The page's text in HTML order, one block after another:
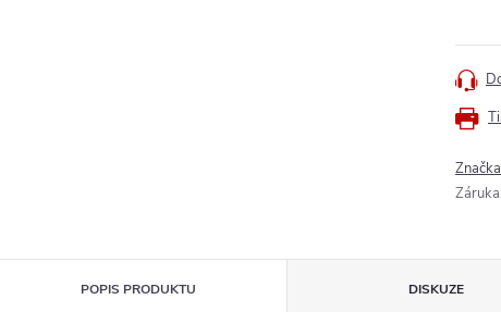
Záruka:
POPIS PRODUKTU DISKUZE